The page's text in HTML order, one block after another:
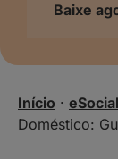
Baixe
Início ·
Doméstico: